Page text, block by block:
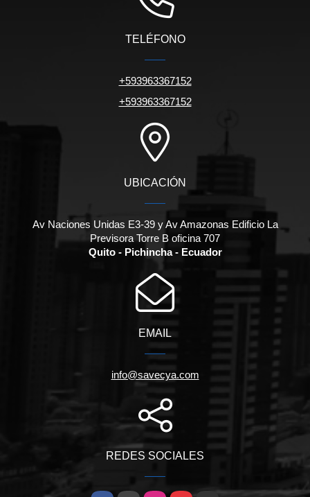
TELÉFONO
+593963367152
+593963367152
UBICACIÓN
Av Naciones Unidas E3-39 y Av Amazonas Edificio La
Previsora Torre B oficina 707
Quito - Pichincha - Ecuador
EMAIL
info@savecya.com
REDES SOCIALES